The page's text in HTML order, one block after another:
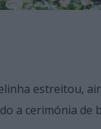
estreitou,
a cerimónia de